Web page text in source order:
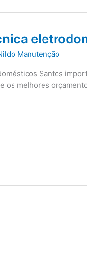
Manutenção
Santos
os melhores